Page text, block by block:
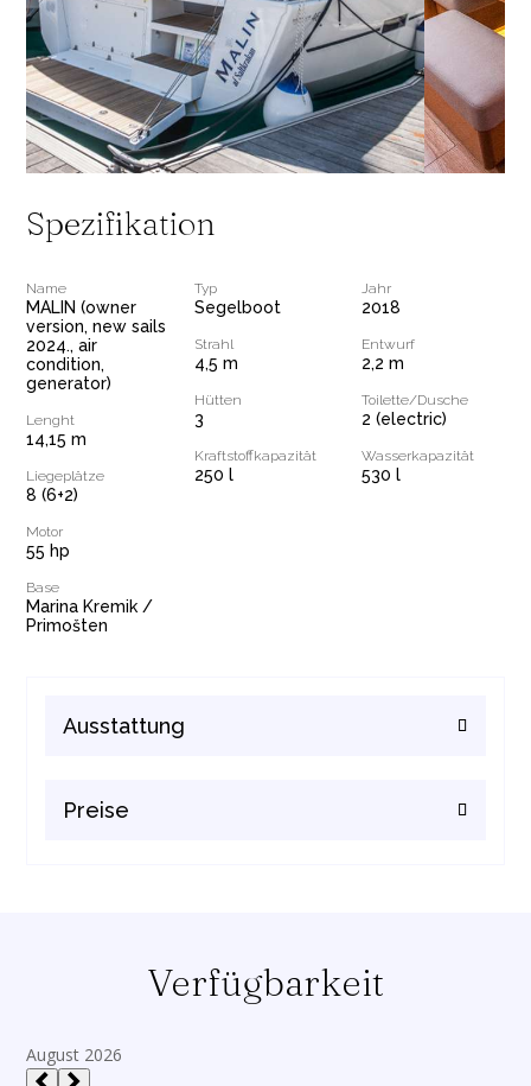
Spezifikation
Name
MALIN (owner
version, new sails
2024., air
condition,
generator)
Lenght
14,15 m
Liegeplätze
8 (6+2)
Motor
55 hp
Base
Marina Kremik /
Primošten
Typ
Segelboot
Strahl
4,5 m
Hütten
3
Kraftstoffkapazität
250 l
Jahr
2018
Entwurf
2,2 m
Toilette/Dusche
2 (electric)
Wasserkapazität
530 l
Ausstattung
Preise
Verfügbarkeit